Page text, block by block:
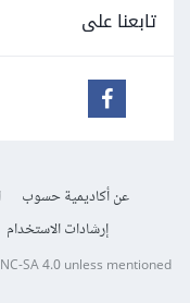
تابعنا على
عن أكاديمية حسوب
إرشادات الاستخدام
SA 4.0unless mentioned